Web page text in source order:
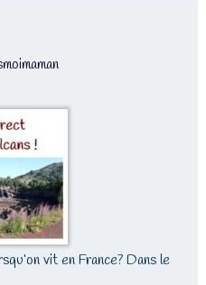
vit en France? Dans le